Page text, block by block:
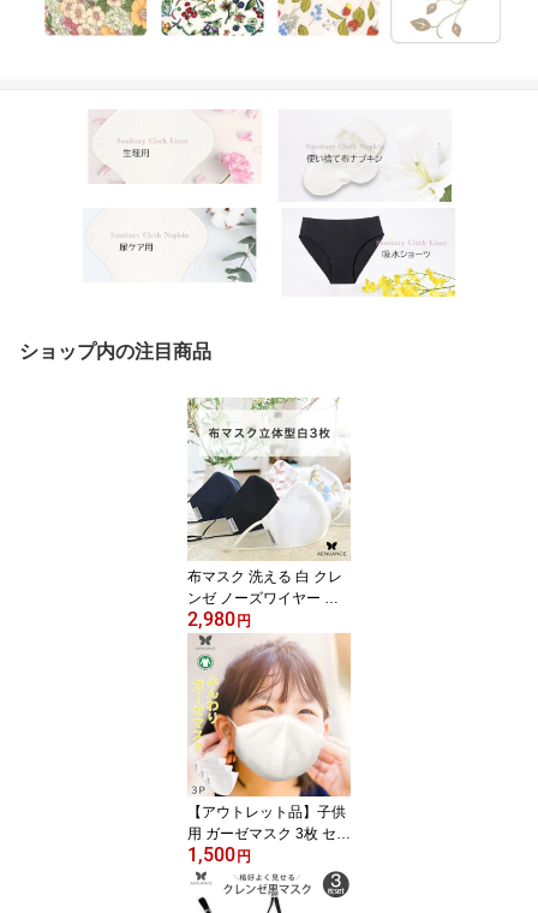
ショップ内の注目商品
布マスク 洗える 白 クレ
ンゼ ノーズワイヤー 立
体 小さめ 男性用 子供 大
人 メンズ 大きいサイズ
立体型 マスク 抗菌 オー
ガニックコットン 3枚 セ
ット
2,980 円
【アウトレット品】子供
用 ガーゼマスク 3枚 セッ
ト 布マスク 立体型 肌に
優しいトリプルガーゼ オ
ーガニックコットンタイ
1,500 円